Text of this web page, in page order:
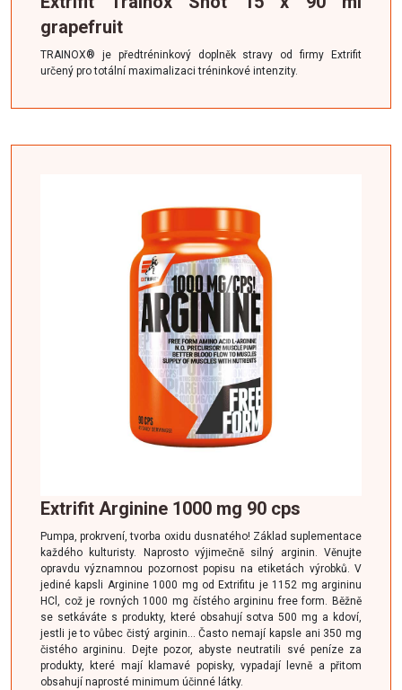
grapefruit
TRAINOX® je předtréninkový doplněk stravy od firmy Extrifit
určený pro totální maximalizaci tréninkové intenzity.
Extrifit Arginine 1000 mg 90 cps
Pumpa, prokrvení, tvorba oxidu dusnatého! Základ suplementace
každého kulturisty. Naprosto výjimečně silný arginin. Věnujte
opravdu významnou pozornost popisu na etiketách výrobků. V
jediné kapsli Arginine 1000 mg od Extrifitu je 1152 mg argininu
HCl, což je rovných 1000 mg čístého argininu free form. Běžně
se setkáváte s produkty, které obsahují sotva 500 mg a kdoví,
jestli je to vůbec čistý arginin… Často nemají kapsle ani 350 mg
čistého argininu. Dejte pozor, abyste neutratili své peníze za
produkty, které mají klamavé popisky, vypadají levně a přitom
obsahují naprosté minimum účinné látky.